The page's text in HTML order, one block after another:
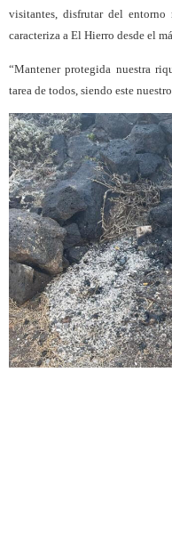
visitantes, disfrutar del
caracteriza a El Hierro desde el
“Mantener protegida nuestra
tarea de todos, siendo este